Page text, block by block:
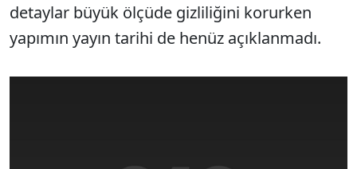
detaylar büyük ölçüde gizliliğini korurken
yapımın yayın tarihi de henüz açıklanmadı.